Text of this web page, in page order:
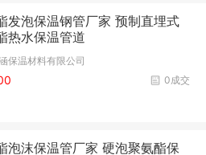
发泡保温钢管厂家 预制直埋式
热水保温管道
保温材料有限公司
0成交
泡沫保温管厂家 硬泡聚氨酯保